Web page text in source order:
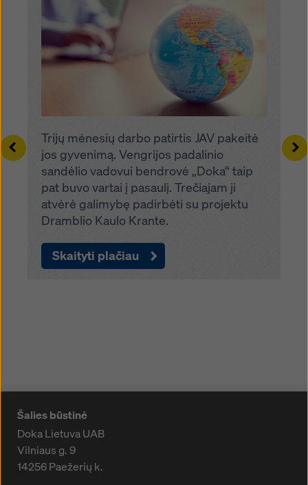
Trijų mėnesių darbo patirtis JAV pakeitė
jos gyvenimą. Vengrijos padalinio
sandėlio vadovui bendrovė „Doka“ taip
pat buvo vartai į pasaulį. Trečiajam ji
atvėrė galimybę padirbėti su projektu
Dramblio Kaulo Krante.
Skaityti plačiau
Left
Šalies būstinė
Doka Lietuva UAB
Vilniaus g. 9
14256Paežerių k.